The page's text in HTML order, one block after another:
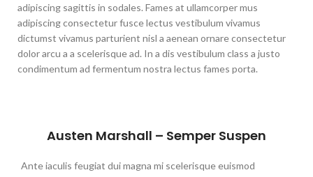
adipiscing sagittis in sodales. Fames at ullamcorper mus
adipiscing consectetur fusce lectus vestibulum vivamus
dictumst vivamus parturient nisl a aenean ornare consectetur
dolor arcu a a scelerisque ad. In a dis vestibulum class a justo
condimentum ad fermentum nostra lectus fames porta.
Austen Marshall – Semper Suspen
Ante iaculis feugiat dui magna mi scelerisque euismod